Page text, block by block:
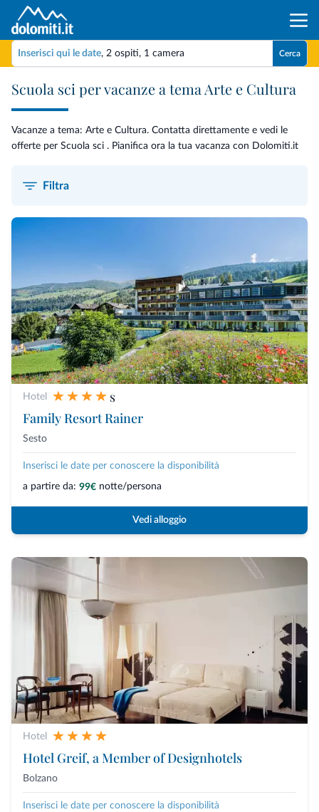
Inserisci qui le date, 2 ospiti, 1 camera Cerca
Scuola sci per vacanze a tema Arte e Cultura
Vacanze a tema: Arte e Cultura. Contatta direttamente e vedi le
offerte per Scuola sci . Pianifica ora la tua vacanza con Dolomiti.it
Filtra
Hotel
s
Family Resort Rainer
Sesto
Inserisci le date per conoscere la disponibilità
a partire da: 99€ notte/persona
Vedi alloggio
Hotel
Hotel Greif, a Member of Designhotels
Bolzano
Inserisci le date per conoscere la disponibilità